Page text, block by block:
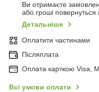
Ви отримаєте
або гроші повернуться
Детальніше
Оплатити частинами
Післяплата
Оплата карткою Visa,
Всі умови оплати